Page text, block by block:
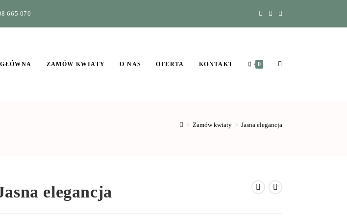
665 070
ZAMÓW KWIATY O NAS OFERTA KONTAKT 0
> Zamów kwiaty > Jasna elegancja
elegancja